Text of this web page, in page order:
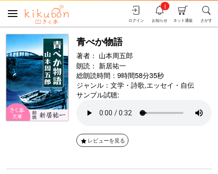
さがす
ネット通販
お知らせ
i
ログイン
青べか物語
著者： 山本周五郎
朗読： 新居祐一
総朗読時間：9時間58分35秒
ジャンル： 文学・詩歌,エッセイ・自伝
サンプル試聴:
レビューを見る